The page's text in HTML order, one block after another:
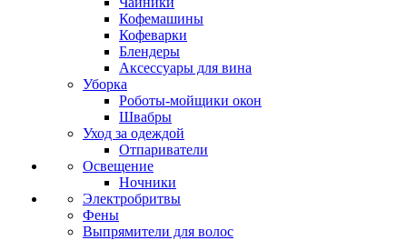
Кофемашины
Кофеварки
Блендеры
Аксессуары для вина
Уборка
Роботы-мойщики окон
Швабры
Уход за одеждой
Отпариватели
Освещение
Ночники
Электробритвы
Фены
Выпрямители для волос